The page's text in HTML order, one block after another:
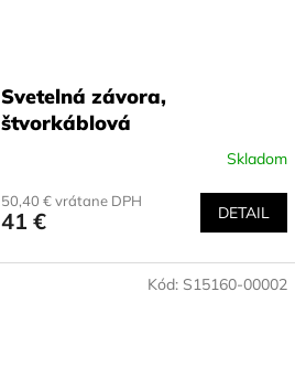
Svetelná závora,
štvorkáblová
Skladom
50,40 € vrátane DPH
41 € DETAIL
Kód: S15160-00002